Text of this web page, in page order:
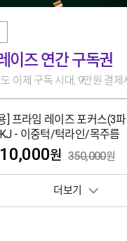
이즈 연간 구독권
이제 구독 시대, 9만원 결제
] 프라임 레이즈 포커스(3
- 이중턱/턱라인/목주름
원 350,000원
보기 토글